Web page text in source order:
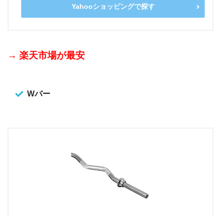
Yahooショッピングで探す
→ 楽天市場が最安
Wバー